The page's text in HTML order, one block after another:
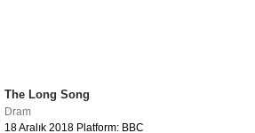
The Long Song
Dram
18 Aralık 2018 Platform: BBC